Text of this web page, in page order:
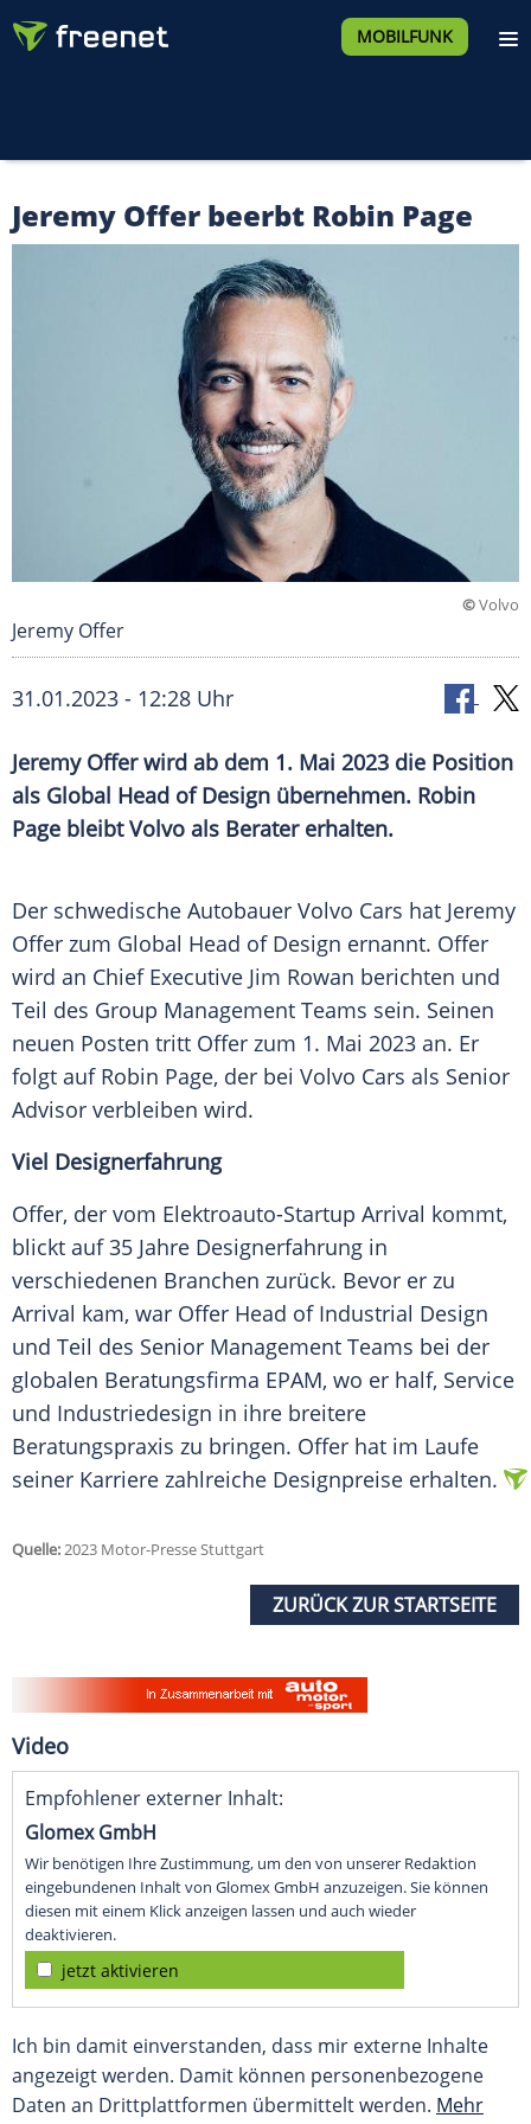
MOBILFUNK
Jeremy Offer beerbt Robin Page
©Volvo
Jeremy Offer
31.01.2023 - 12:28 Uhr
Jeremy Offer wird ab dem 1. Mai 2023 die Position
als Global Head of Design übernehmen. Robin
Page bleibt Volvo als Berater erhalten.
Der schwedische Autobauer Volvo Cars hat Jeremy
Offer zum Global Head of Design ernannt. Offer
wird an Chief Executive Jim Rowan berichten und
Teil des Group Management Teams sein. Seinen
neuen Posten tritt Offer zum 1. Mai 2023 an. Er
folgt auf Robin Page, der bei Volvo Cars als Senior
Advisor verbleiben wird.
Viel Designerfahrung
Offer, der vom Elektroauto-Startup Arrival kommt,
blickt auf 35 Jahre Designerfahrung in
verschiedenen Branchen zurück. Bevor er zu
Arrival kam, war Offer Head of Industrial Design
und Teil des Senior Management Teams bei der
globalen Beratungsfirma EPAM, wo er half, Service
und Industriedesign in ihre breitere
Beratungspraxis zu bringen. Offer hat im Laufe
seiner Karriere zahlreiche Designpreise erhalten.
Quelle:2023 Motor-Presse Stuttgart
ZURÜCK ZUR STARTSEITE
Video
Empfohlener externer Inhalt:
Glomex GmbH
Wir benötigen Ihre Zustimmung, um den von unserer Redaktion
eingebundenen Inhalt von Glomex GmbH anzuzeigen. Sie können
diesen mit einem Klick anzeigen lassen und auch wieder
deaktivieren.
jetzt aktivieren
Ich bin damit einverstanden, dass mir externe Inhalte
angezeigt werden. Damit können personenbezogene
Daten an Drittplattformen übermittelt werden. Mehr